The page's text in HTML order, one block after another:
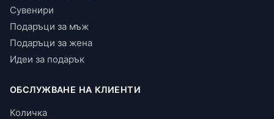
Сувенири
Подаръци за мъж
Подаръци за жена
Идеи за подарък
ОБСЛУЖВАНЕ НА КЛИЕНТИ
Количка